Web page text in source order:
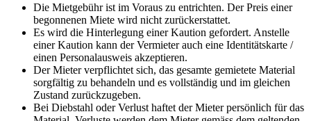
Die Mietgebühr ist im Voraus zu entrichten. Der Preis einer
begonnenen Miete wird nicht zurückerstattet.
Es wird die Hinterlegung einer Kaution gefordert. Anstelle
einer Kaution kann der Vermieter auch eine Identitätskarte /
einen Personalausweis akzeptieren.
Der Mieter verpflichtet sich, das gesamte gemietete Material
sorgfältig zu behandeln und es vollständig und im gleichen
Zustand zurückzugeben.
Bei Diebstahl oder Verlust haftet der Mieter persönlich für das